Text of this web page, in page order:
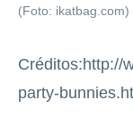
(Foto: ikatbag.com)
Créditos:http://
party-